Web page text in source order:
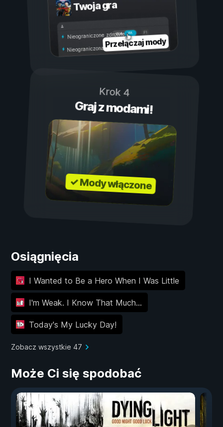
Twoja gra
Wł.
Wył.
Nieograniczone zdrowie
Nieograniczona wytrzymałość
Przełączaj mody
Krok 4
Graj z modami!
✓ Mody włączone
Osiągnięcia
I Wanted to Be a Hero When I Was Little
I'm Weak. I Know That Much...
Today's My Lucky Day!
Zobacz wszystkie 47
Może Ci się spodobać